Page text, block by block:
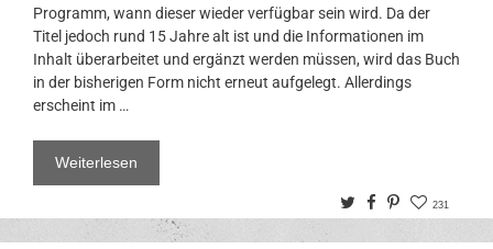
Programm, wann dieser wieder verfügbar sein wird. Da der
Titel jedoch rund 15 Jahre alt ist und die Informationen im
Inhalt überarbeitet und ergänzt werden müssen, wird das Buch
in der bisherigen Form nicht erneut aufgelegt. Allerdings
erscheint im …
Weiterlesen
TwitterFacebook
Pinterest
231